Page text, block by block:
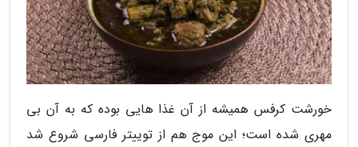
خورشت کرفس همیشه از آن غذا هایی بوده که به آن بی
مهری شده است؛ این موج هم از توییتر فارسی شروع شد